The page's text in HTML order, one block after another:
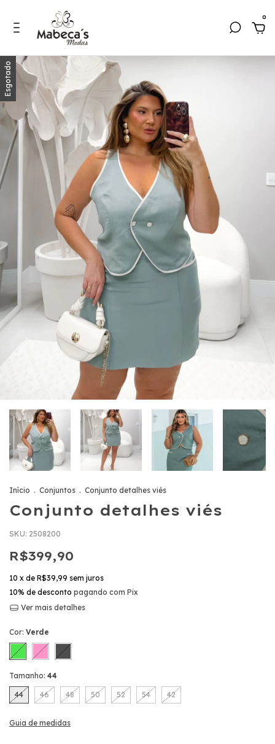
0
Esgotado
Início . Conjuntos . Conjunto detalhes viés
Conjunto detalhes viés
SKU: 2508200
R$399,90
10 x de R$39,99 sem juros
10% de desconto pagando com Pix
Ver mais detalhes
Cor: Verde
Tamanho: 44
44 46 48 50 52 54 42
Guia de medidas